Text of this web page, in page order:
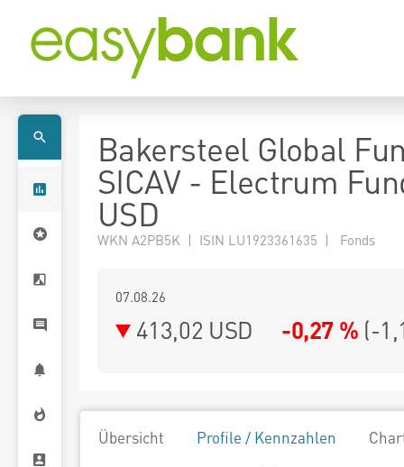
Bakersteel Global
SICAV - Electrum
USD
WKN A2PB5K | ISIN LU1923361635 | Fonds
07.08.26
413,02 USD -0,27 % (-
Übersicht Profile / Kennzahlen